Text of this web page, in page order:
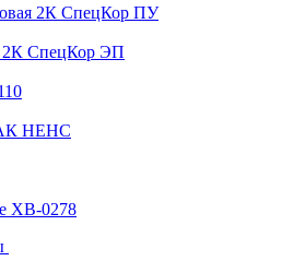
2К СпецКор ПУ
2К СпецКор ЭП
АК НЕНС
ХВ-0278